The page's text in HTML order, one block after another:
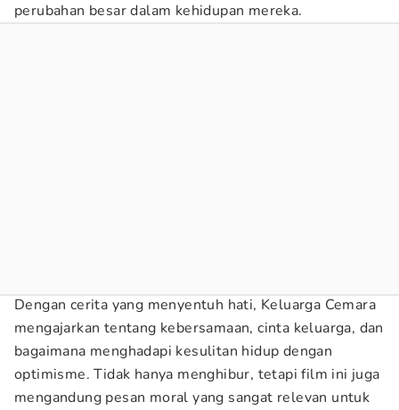
perubahan besar dalam kehidupan mereka.
Dengan cerita yang menyentuh hati, Keluarga Cemara
mengajarkan tentang kebersamaan, cinta keluarga, dan
bagaimana menghadapi kesulitan hidup dengan
optimisme. Tidak hanya menghibur, tetapi film ini juga
mengandung pesan moral yang sangat relevan untuk